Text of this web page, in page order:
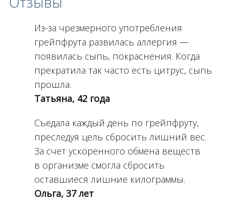
Из-за чрезмерного употребления
грейпфрута развилась аллергия —
появилась сыпь, покраснения. Когда
прекратила так часто есть цитрус, сыпь
прошла.
Татьяна, 42 года
Съедала каждый день по грейпфруту,
преследуя цель сбросить лишний вес.
За счет ускоренного обмена веществ
в организме смогла сбросить
оставшиеся лишние килограммы.
Ольга, 37 лет